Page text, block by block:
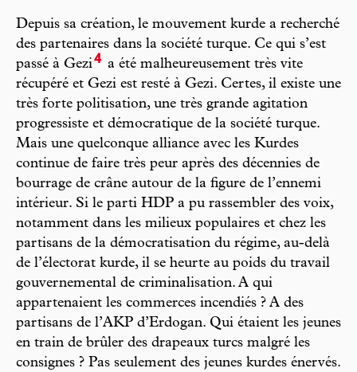
Depuis sa création, le mouvement kurde a recherché
des partenaires dans la société turque. Ce qui s’est
passé à Gezi4 a été malheureusement très vite
récupéré et Gezi est resté à Gezi. Certes, il existe une
très forte politisation, une très grande agitation
progressiste et démocratique de la société turque.
Mais une quelconque alliance avec les Kurdes
continue de faire très peur après des décennies de
bourrage de crâne autour de la figure de l’ennemi
intérieur. Si le parti HDP a pu rassembler des voix,
notamment dans les milieux populaires et chez les
partisans de la démocratisation du régime, au-delà
de l’électorat kurde, il se heurte au poids du travail
gouvernemental de criminalisation. A qui
appartenaient les commerces incendiés ? A des
partisans de l’AKP d’Erdogan. Qui étaient les jeunes
en train de brûler des drapeaux turcs malgré les
consignes ? Pas seulement des jeunes kurdes énervés.